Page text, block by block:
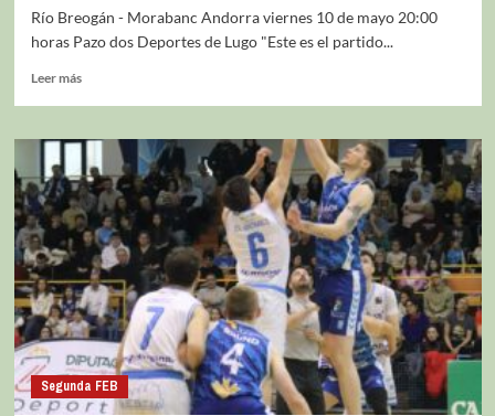
Río Breogán - Morabanc Andorra viernes 10 de mayo 20:00
horas Pazo dos Deportes de Lugo "Este es el partido...
Leer más
Segunda FEB